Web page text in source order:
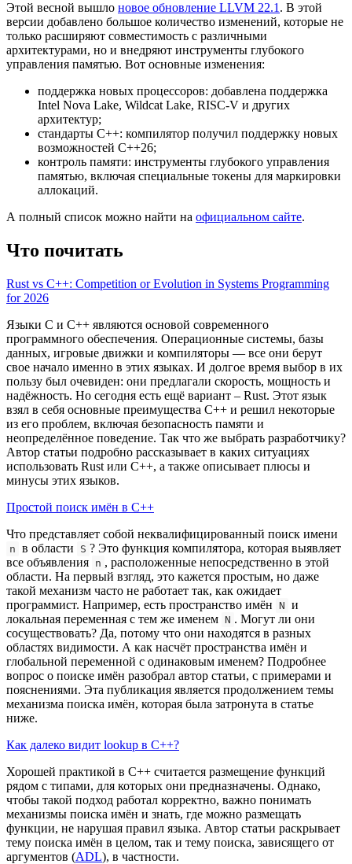
Этой весной вышло новое обновление LLVM 22.1 . В этой
версии добавлено большое количество изменений, которые не
только расширяют совместимость с различными
архитектурами, но и внедряют инструменты глубокого
управления памятью. Вот основные изменения:
поддержка новых процессоров: добавлена поддержка
Intel Nova Lake, Wildcat Lake, RISC-V и других
архитектур;
стандарты C++: компилятор получил поддержку новых
возможностей C++26;
контроль памяти: инструменты глубокого управления
памятью, включая специальные токены для маркировки
аллокаций.
А полный список можно найти на официальном сайте.
Что почитать
Rust vs C++: Competition or Evolution in Systems Programming
for 2026
Языки C и C++ являются основой современного
программного обеспечения. Операционные системы, базы
данных, игровые движки и компиляторы — все они берут
свое начало именно в этих языках. И долгое время выбор в их
пользу был очевиден: они предлагали скорость, мощность и
надёжность. Но сегодня есть ещё вариант – Rust. Этот язык
взял в себя основные преимущества С++ и решил некоторые
из его проблем, включая безопасность памяти и
неопределённое поведение. Так что же выбрать разработчику?
Автор статьи подробно рассказывает в каких ситуациях
использовать Rust или C++, а также описывает плюсы и
минусы этих языков.
Простой поиск имён в C++
Что представляет собой неквалифицированный поиск имени
n в области S ? Это функция компилятора, которая выявляет
все объявления n , расположенные непосредственно в этой
области. На первый взгляд, это кажется простым, но даже
такой механизм часто не работает так, как ожидает
программист. Например, есть пространство имён N и
локальная переменная с тем же именем N . Могут ли они
сосуществовать? Да, потому что они находятся в разных
областях видимости. А как насчёт пространства имён и
глобальной переменной с одинаковым именем? Подробнее
вопрос о поиске имён разобрал автор статьи, с примерами и
пояснениями. Эта публикация является продолжением темы
механизма поиска имён, которая была затронута в статье
ниже.
Как далеко видит lookup в C++?
Хорошей практикой в C++ считается размещение функций
рядом с типами, для которых они предназначены. Однако,
чтобы такой подход работал корректно, важно понимать
механизмы поиска имён и знать, где можно размещать
функции, не нарушая правил языка. Автор статьи раскрывает
тему поиска имён в целом, так и тему поиска, зависящего от
аргументов (ADL), в частности.